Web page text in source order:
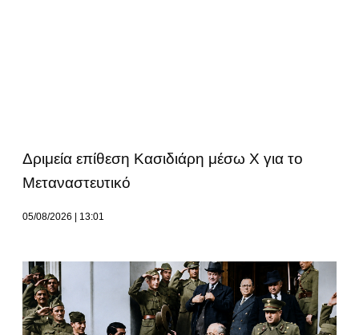
Δριμεία επίθεση Κασιδιάρη μέσω Χ για το
Μεταναστευτικό
05/08/2026 13:01